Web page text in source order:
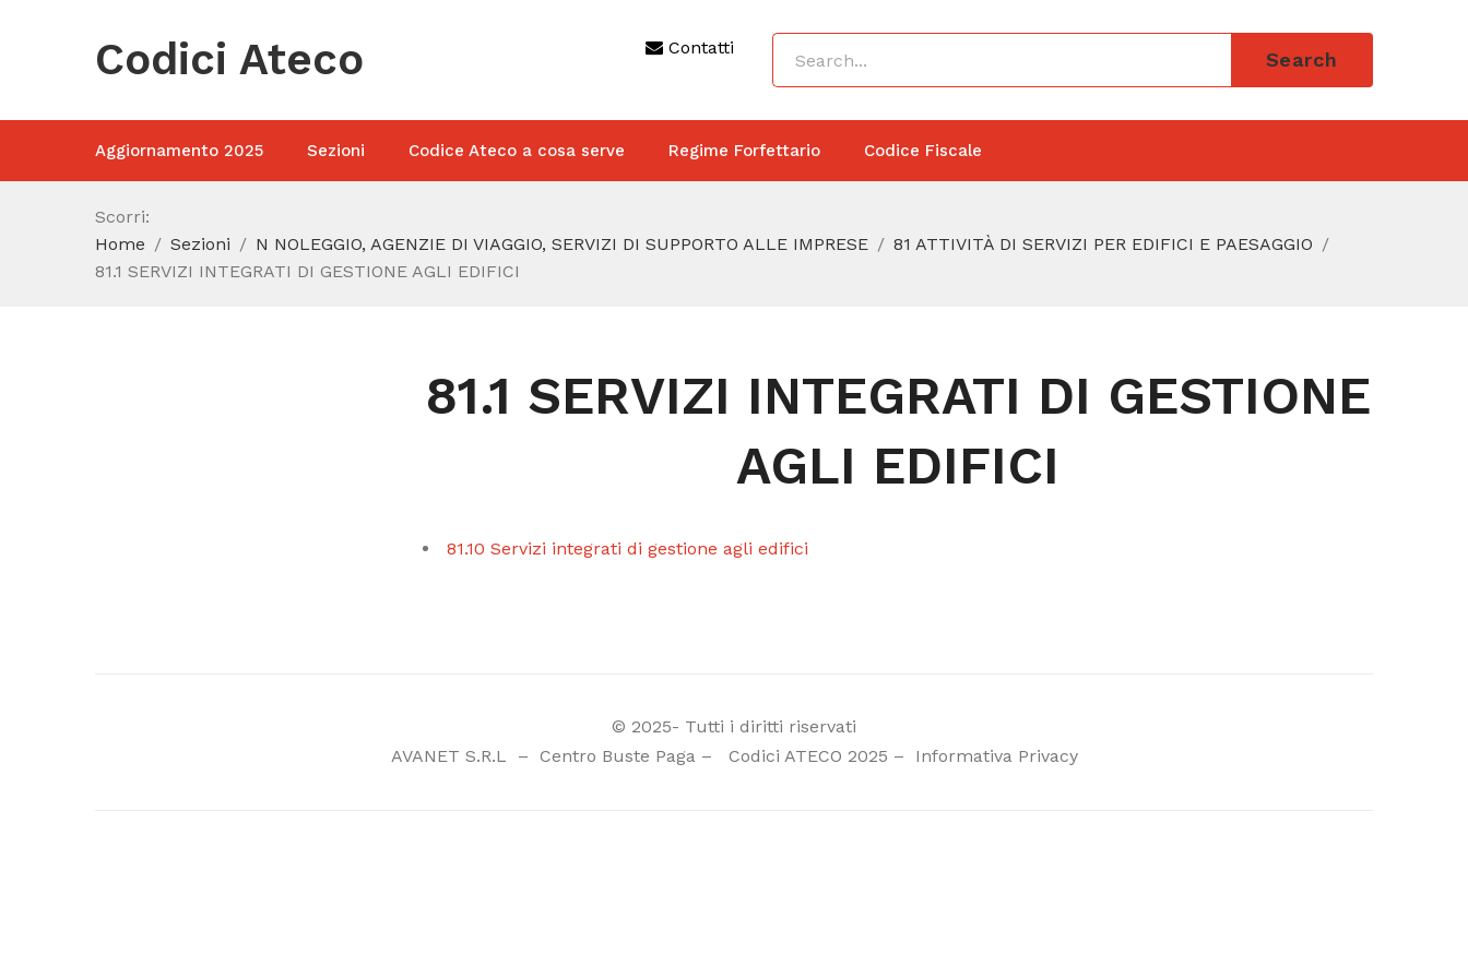
Codici Ateco Contatti
Search
Aggiornamento 2025 Sezioni Codice Ateco a cosa serve Regime Forfettario Codice Fiscale
Scorri:
Home
Sezioni N NOLEGGIO, AGENZIE DI VIAGGIO, SERVIZI DI SUPPORTO ALLE IMPRESE
81 ATTIVITÀ DI SERVIZI PER EDIFICI E PAESAGGIO
81.1 SERVIZI INTEGRATI DI GESTIONE AGLI EDIFICI
81.1 SERVIZI INTEGRATI DI GESTIONE
AGLI EDIFICI
81.10 Servizi integrati di gestione agli edifici
© 2025- Tutti i diritti riservati
AVANET S.R.L
– Centro Buste Paga– Codici ATECO 2025 – Informativa Privacy